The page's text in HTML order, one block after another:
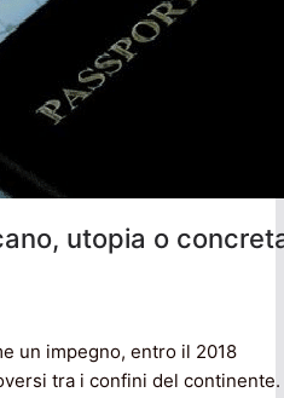
utopia o
un impegno, entro il 2018
tra i confini del continente.